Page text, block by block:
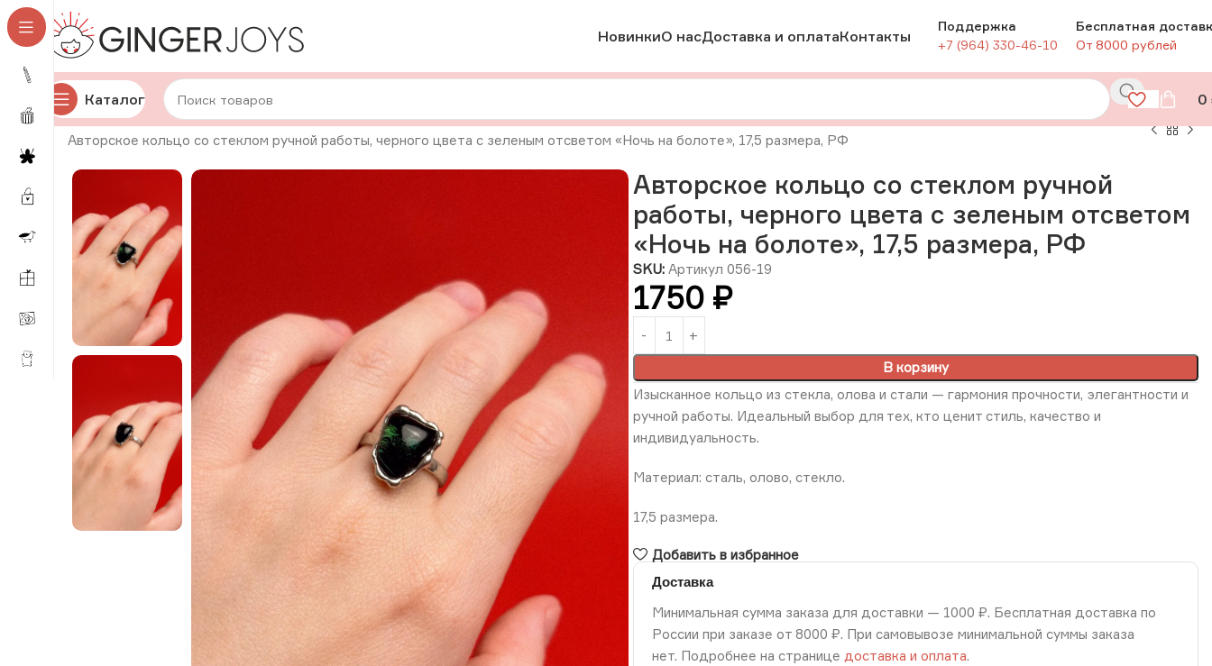
НовинкиО насДоставка и оплатаКонтакты
Поддержка
+7 (964) 330-46-10
Бесплатная
От 8000 рублей
Каталог 0
Главная Украшения Кольца Стеклянные кольца
Авторское кольцо со стеклом ручной работы, черного цвета с зеленым отсветом «Ночь на болоте», 17,5 размера, РФ
Авторское кольцо со стеклом ручной
работы, черного цвета с зеленым отсветом
«Ночь на болоте», 17,5 размера, РФ
SKU: Артикул 056-19
1750 ₽
В корзину
Изысканное кольцо из стекла, олова и стали — гармония прочности, элегантности и
ручной работы. Идеальный выбор для тех, кто ценит стиль, качество и
индивидуальность.
Материал: сталь, олово, стекло.
17,5 размера.
Добавить в избранное
Доставка
Минимальная сумма заказа для доставки — 1000 ₽. Бесплатная доставка по
России при заказе от 8000 ₽. При самовывозе минимальной суммы заказа
нет. Подробнее на странице доставка и оплата.